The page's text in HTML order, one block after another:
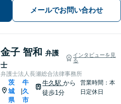
メールでお問い合わせ
金子 智和 弁護
士
インタビューを見
る
弁護士法人長瀬総合法律事務所
茨
城
県
牛
久
市
牛久駅から
徒歩1分
営業時間：本
日定休日